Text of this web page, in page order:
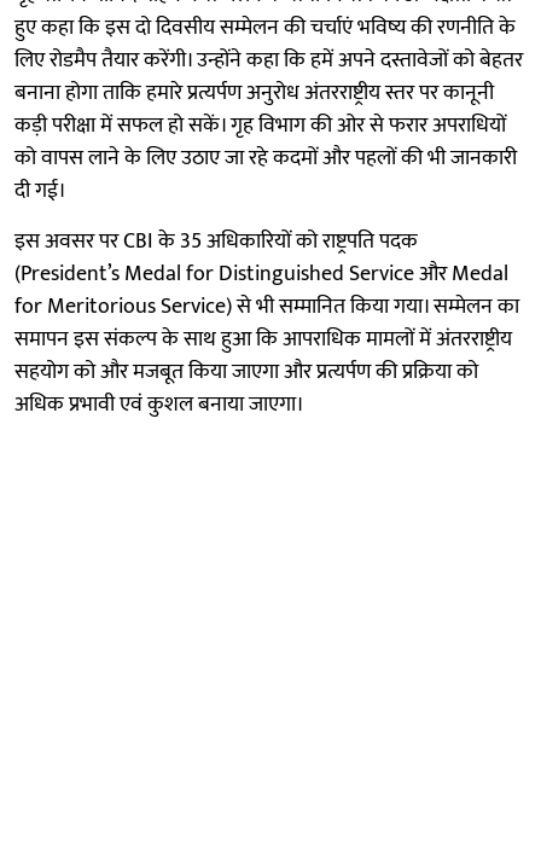
हुए कहा कि इस दो दिवसीय सम्मेलन की चर्चाएं भविष्य की रणनीति के
लिए रोडमैप तैयार करेंगी। उन्होंने कहा कि हमें अपने दस्तावेजों को बेहतर
बनाना होगा ताकि हमारे प्रत्यर्पण अनुरोध अंतरराष्ट्रीय स्तर पर कानूनी
कड़ी परीक्षा में सफल हो सकें। गृह विभाग की ओर से फरार अपराधियों
को वापस लाने के लिए उठाए जा रहे कदमों और पहलों की भी जानकारी
दी गई।
इस अवसर पर CBI के 35 अधिकारियों को राष्ट्रपति पदक
(President’s Medal for Distinguished Service और Medal
for Meritorious Service) से भी सम्मानित किया गया। सम्मेलन का
समापन इस संकल्प के साथ हुआ कि आपराधिक मामलों में अंतरराष्ट्रीय
सहयोग को और मजबूत किया जाएगा और प्रत्यर्पण की प्रक्रिया को
अधिक प्रभावी एवं कुशल बनाया जाएगा।